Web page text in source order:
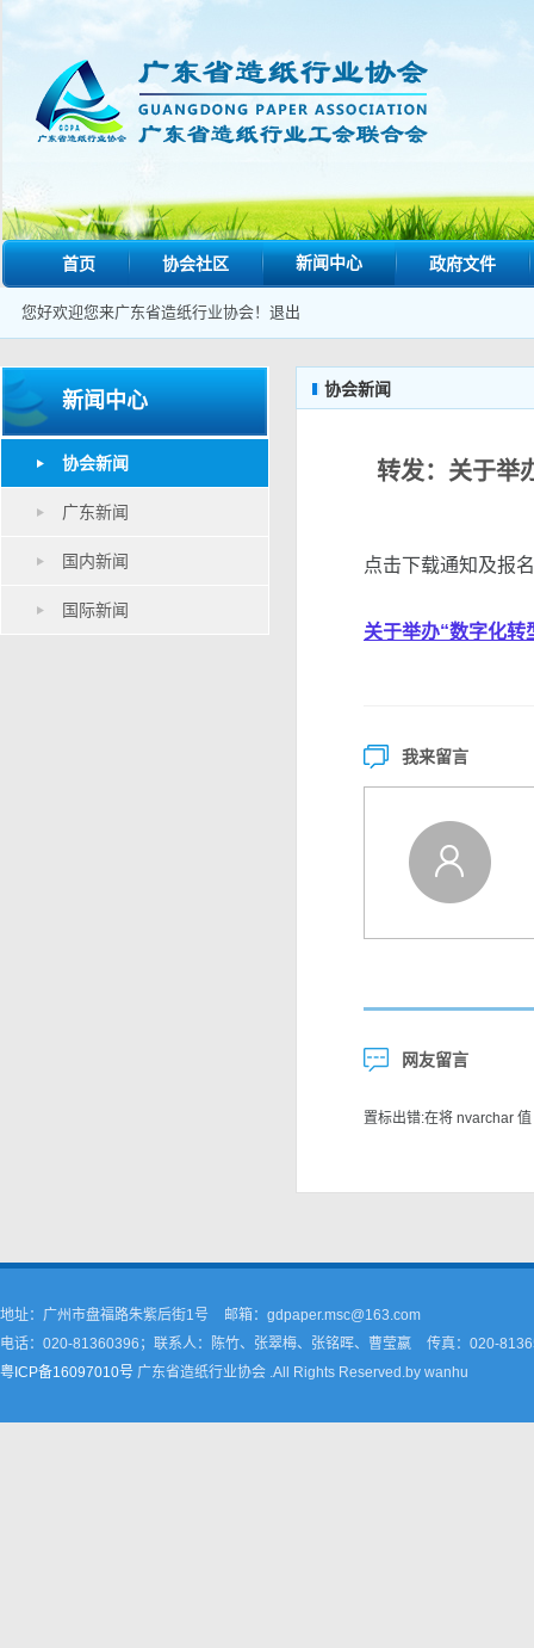
首页 协会社区 新闻中心 政府文件
您好欢迎您来广东省造纸行业协会！ 退出
新闻中心
协会新闻
广东新闻
国内新闻
国际新闻
协会新闻
转发：关于举
点击下载通知及报
关于举办“数字化转
我来留言
网友留言
置标出错:在将 nvarchar
地址：广州市盘福路朱紫后街1号
邮箱：gdpaper.msc@163.com
电话：020-81360396；联系人：陈竹、张翠梅、张铭晖、曹莹嬴
传真：020-
粤ICP备16097010号 广东省造纸行业协会 .All Rights Reserved.by wanhu